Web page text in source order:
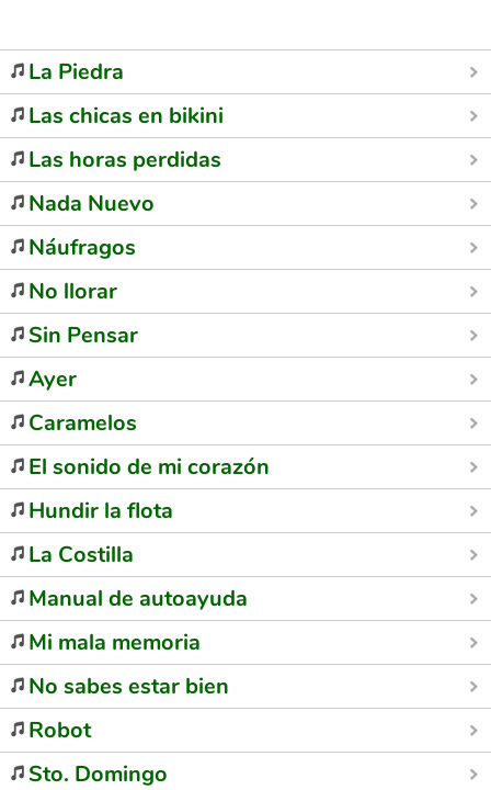
La Piedra
Las chicas en bikini
Las horas perdidas
Nada Nuevo
Náufragos
No llorar
Sin Pensar
Ayer
Caramelos
El sonido de mi corazón
Hundir la flota
La Costilla
Manual de autoayuda
Mi mala memoria
No sabes estar bien
Robot
Sto. Domingo